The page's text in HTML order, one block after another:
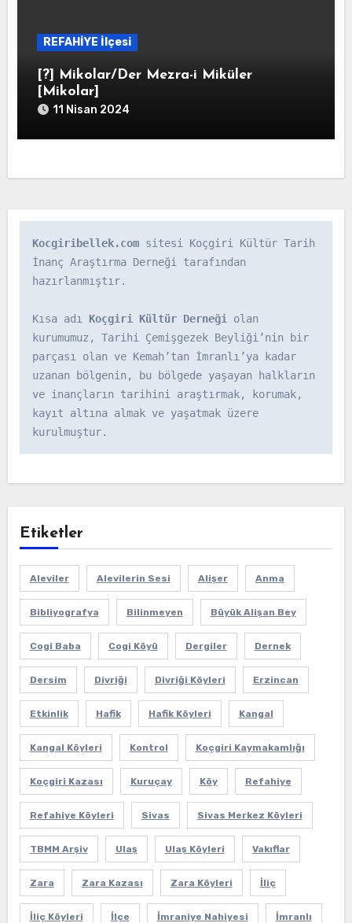
REFAHİYE İlçesi
[?] Mikolar/Der Mezra-i Miküler
[Mikolar]
11 Nisan 2024
Kocgiribellek.com sitesi Koçgiri Kültür Tarih
İnanç Araştırma Derneği tarafından
hazırlanmıştır.
Kısa adı Koçgiri Kültür Derneği olan
kurumumuz, Tarihi Çemişgezek Beyliği’nin bir
parçası olan ve Kemah’tan İmranlı’ya kadar
uzanan bölgenin, bu bölgede yaşayan halkların
ve inançların tarihini araştırmak, korumak,
kayıt altına almak ve yaşatmak üzere
kurulmuştur.
Etiketler
Aleviler Alevilerin Sesi Alişer Anma
Bibliyografya Bilinmeyen Büyük Alişan Bey
Cogi Baba Cogi Köyü Dergiler Dernek
Dersim Divriği Divriği Köyleri Erzincan
Etkinlik Hafik Hafik Köyleri Kangal
Kangal Köyleri Kontrol Koçgiri Kaymakamlığı
Koçgiri Kazası Kuruçay Köy Refahiye
Refahiye Köyleri Sivas Sivas Merkez Köyleri
TBMM Arşiv Ulaş Ulaş Köyleri Vakıflar
Zara Zara Kazası Zara Köyleri İliç
İliç Köyleri İlçe İmraniye Nahiyesi İmranlı